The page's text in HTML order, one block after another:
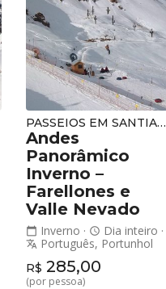
PASSEIOS EM SANTIAGO
Andes
Panorâmico
Inverno –
Farellones e
Valle Nevado
calendar_today Inverno · schedule Dia inteiro ·
translate Português, Portunhol
R$ 285,00
(por pessoa)